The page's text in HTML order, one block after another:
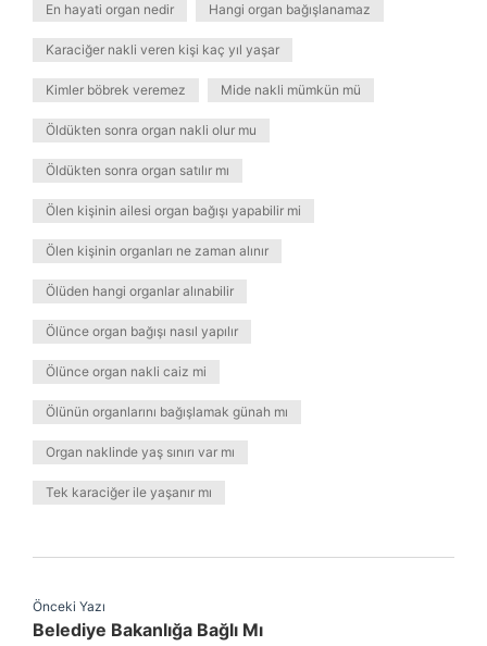
En hayati organ nedir Hangi organ bağışlanamaz
Karaciğer nakli veren kişi kaç yıl yaşar
Kimler böbrek veremez Mide nakli mümkün mü
Öldükten sonra organ nakli olur mu
Öldükten sonra organ satılır mı
Ölen kişinin ailesi organ bağışı yapabilir mi
Ölen kişinin organları ne zaman alınır
Ölüden hangi organlar alınabilir
Ölünce organ bağışı nasıl yapılır
Ölünce organ nakli caiz mi
Ölünün organlarını bağışlamak günah mı
Organ naklinde yaş sınırı var mı
Tek karaciğer ile yaşanır mı
Önceki Yazı
Belediye Bakanlığa Bağlı Mı